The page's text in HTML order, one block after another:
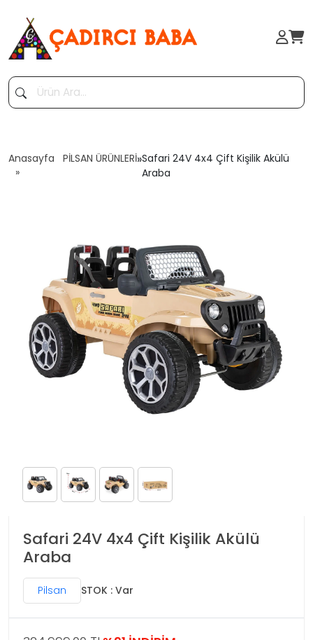
Anasayfa PİLSAN ÜRÜNLERİ»Safari 24V 4x4 Çift Kişilik Akülü
Araba
Safari 24V 4x4 Çift Kişilik Akülü
Araba
Pilsan STOK : Var